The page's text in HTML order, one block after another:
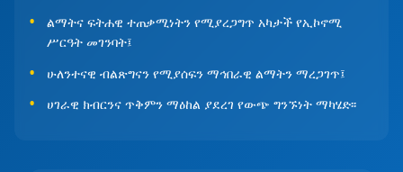
ልማትና ፍትሐዊ ተጠቃሚነትን የሚያረጋግጥ አካታች የኢኮኖሚ
ሥርዓት መገንባት፤
ሁለንተናዊ ብልጽግናን የሚያሰፍን ማኅበራዊ ልማትን ማረጋገጥ፤
ሀገራዊ ክብርንና ጥቅምን ማዕከል ያደረገ የውጭ ግንኙነት ማካሄድ፡፡